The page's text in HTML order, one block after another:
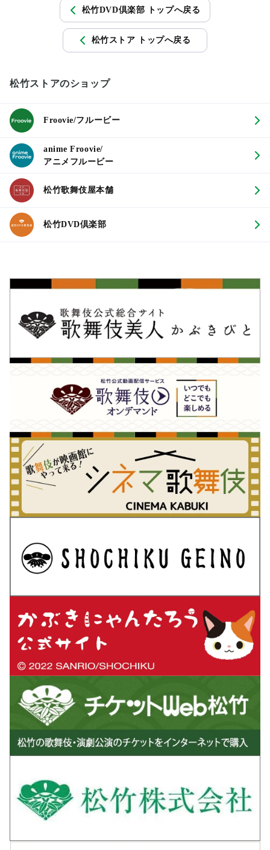
松竹DVD倶楽部 トップへ戻る
松竹ストア トップへ戻る
松竹ストアのショップ
Froovie/フルービー
anime Froovie/
アニメフルービー
松竹歌舞伎屋本舗
松竹DVD倶楽部